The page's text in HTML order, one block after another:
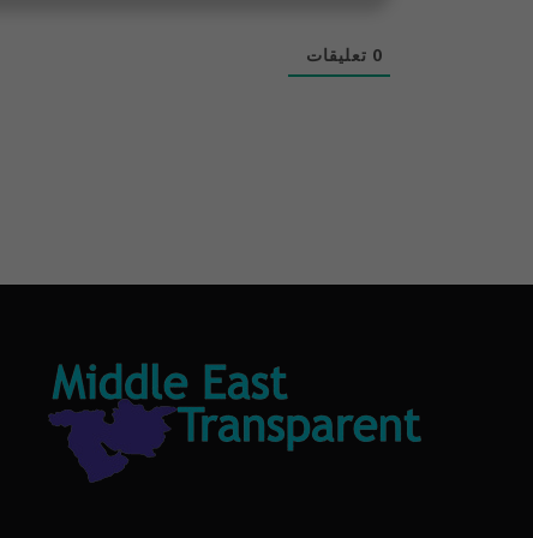
0 تعليقات